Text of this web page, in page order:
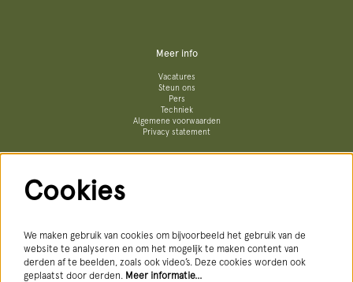
Meer info
Vacatures
Steun ons
Pers
Techniek
Algemene voorwaarden
Privacy statement
Cookies
We maken gebruik van cookies om bijvoorbeeld het gebruik van de
website te analyseren en om het mogelijk te maken content van
derden af te beelden, zoals ook video’s. Deze cookies worden ook
geplaatst door derden. Meer informatie…